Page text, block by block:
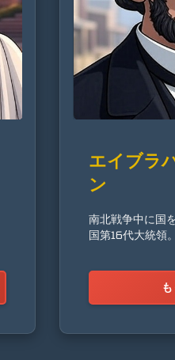
エイブラ
ン
南北戦争中に国
国第16代大統領。